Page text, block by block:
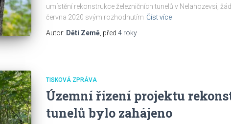
umístění rekonstrukce železničních tunelů v Nelahozevsi,
června 2020 svým rozhodnutím Číst více
Autor: Děti Země, před 4 roky
TISKOVÁ ZPRÁVA
Územní řízení projektu
tunelů bylo zahájeno